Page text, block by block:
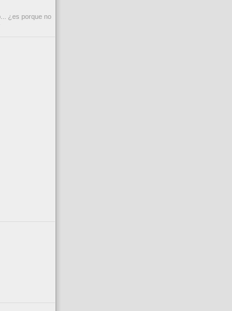
¿es porque no